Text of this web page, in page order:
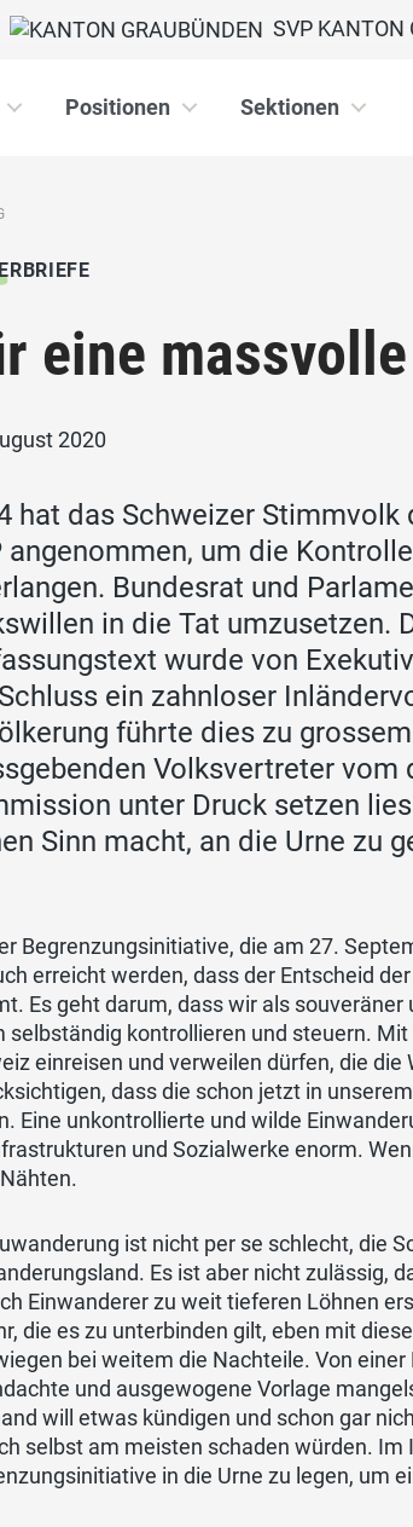
SVP KANTON
Positionen Sektionen
eine
2020
hat das Schweizer
angenommen, um die
Bundesrat und
in die Tat umzusetzen.
wurde von
ein zahnloser
führte dies zu
Volksvertreter vom
unter Druck setzen
Sinn macht, an die Urne zu
Begrenzungsinitiative, die am 27.
erreicht werden, dass der Entscheid
Es geht darum, dass wir als
selbständig kontrollieren und steuern.
einreisen und verweilen dürfen, die
dass die schon jetzt in
Eine unkontrollierte und wilde
und Sozialwerke enorm.
ist nicht per se schlecht, die
Es ist aber nicht zulässig,
Einwanderer zu weit tieferen Löhnen
die es zu unterbinden gilt, eben mit
bei weitem die Nachteile. Von
und ausgewogene Vorlage
will etwas kündigen und schon gar
selbst am meisten schaden würden.
in die Urne zu legen, um